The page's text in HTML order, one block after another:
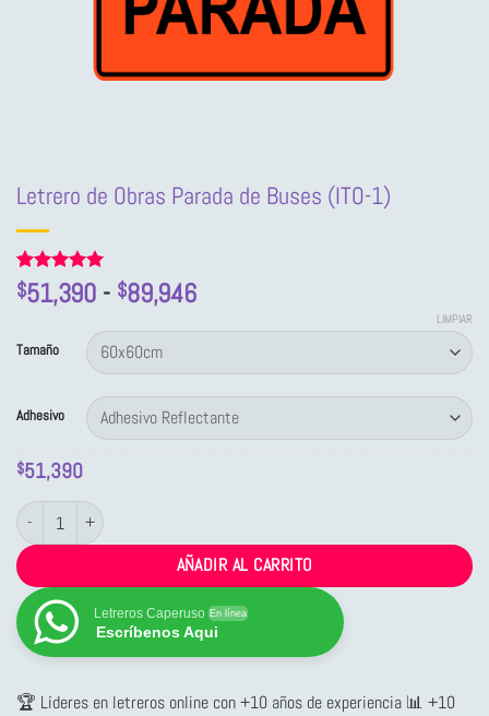
Letrero de Obras Parada de Buses (ITO-1)
Valorado
con5de 5
2
valoraciones
de clientes
$51,390 - $89,946Rango
desde
$51,390
hasta
$89,946
Tamaño
Adhesivo
LIMPIAR
$51,390
Letrero de Obras Parada de Buses (ITO-1) cantidad
AÑADIR AL CARRITO
Letreros Caperuso En línea
Escríbenos Aqui
🏆 Líderes en letreros online con +10 años de experiencia 📊 +10